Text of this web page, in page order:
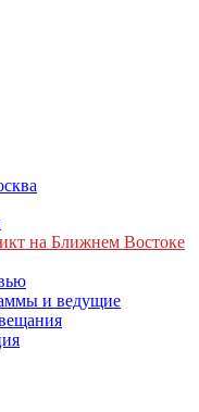
на Ближнем Востоке
и ведущие